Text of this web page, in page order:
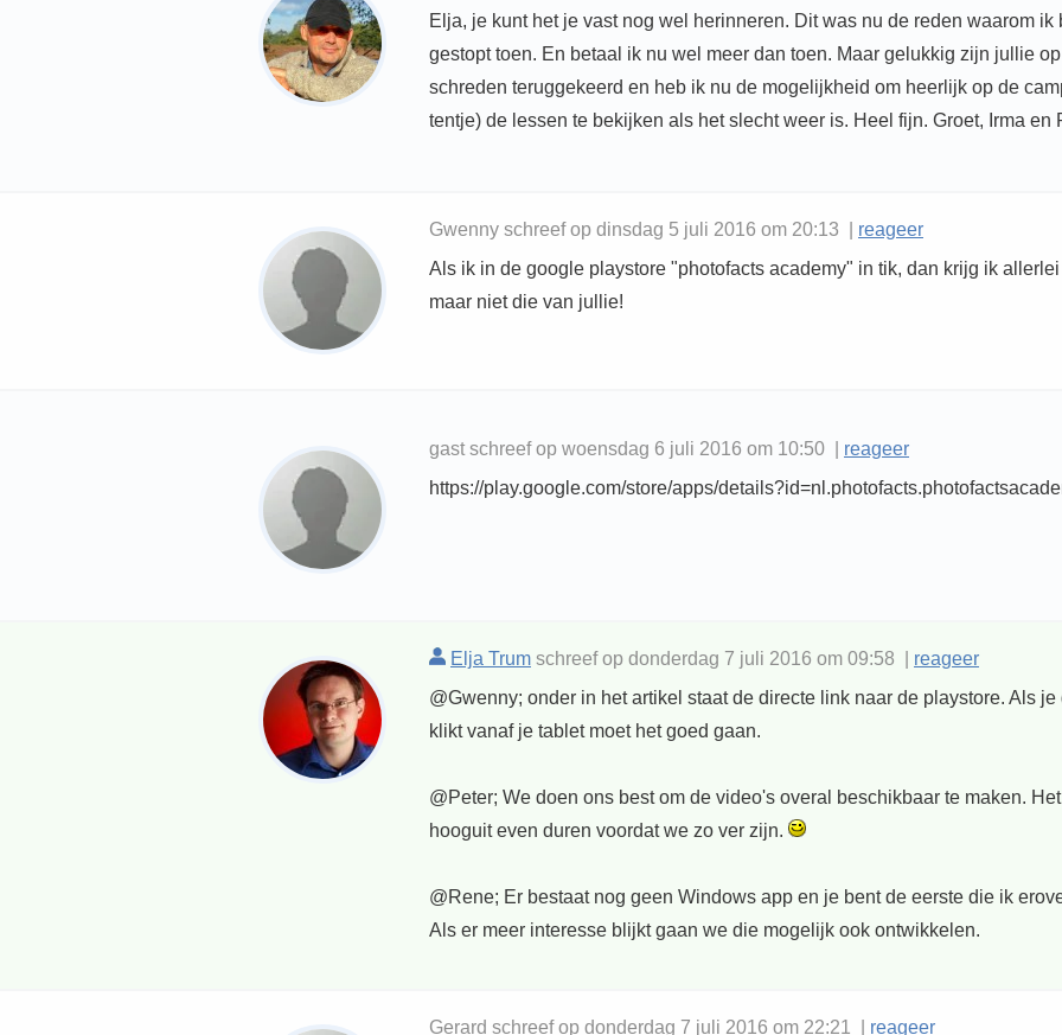
Elja, je kunt het je vast nog wel herinneren. Dit was nu de reden waarom ik
gestopt toen. En betaal ik nu wel meer dan toen. Maar gelukkig zijn jullie
schreden teruggekeerd en heb ik nu de mogelijkheid om heerlijk op de
tentje) de lessen te bekijken als het slecht weer is. Heel fijn. Groet, Irma en
Gwenny schreef op dinsdag 5 juli 2016 om 20:13 | reageer
Als ik in de google playstore "photofacts academy" in tik, dan krijg ik allerlei
maar niet die van jullie!
gast schreef op woensdag 6 juli 2016 om 10:50 | reageer
https://play.google.com/store/apps/
Elja Trum schreef op donderdag 7 juli 2016 om 09:58 | reageer
@Gwenny; onder in het artikel staat de directe link naar de playstore. Als je
klikt vanaf je tablet moet het goed gaan.
@Peter; We doen ons best om de video's overal beschikbaar te maken.
hooguit even duren voordat we zo ver zijn.
@Rene; Er bestaat nog geen Windows app en je bent de eerste die ik
Als er meer interesse blijkt gaan we die mogelijk ook ontwikkelen.
Gerard schreef op donderdag 7 juli 2016 om 22:21 | reageer